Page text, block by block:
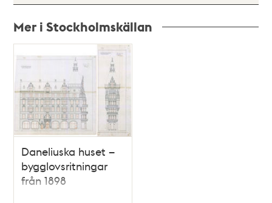
Mer i Stockholmskällan
poster
och
teman
Daneliuska huset –
bygglovsritningar
från 1898